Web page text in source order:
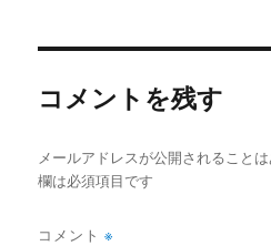
コメントを残す
メールアドレスが公開されることは
欄は必須項目です
コメント※